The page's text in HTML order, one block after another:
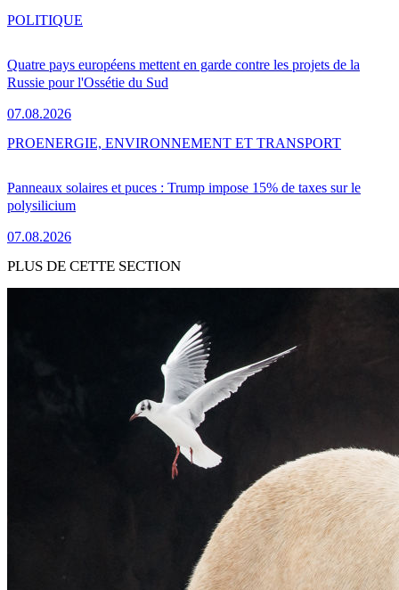
Quatre pays européens mettent en garde contre les projets de la
Russie pour l'Ossétie du Sud
07.08.2026
POLITIQUE
Panneaux solaires et puces : Trump impose 15% de taxes sur le
polysilicium
07.08.2026
PROENERGIE, ENVIRONNEMENT ET TRANSPORT
PLUS DE CETTE SECTION